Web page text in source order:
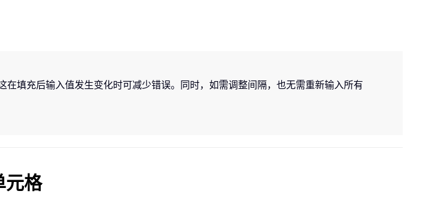
填充后输入值发生变化时可减少错误。同时，如需调整间隔，也无需重新输入所有
格